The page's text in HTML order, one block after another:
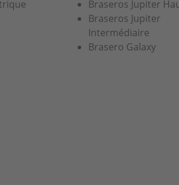
Braseros Jupiter
Braseros Jupiter
Intermédiaire
Brasero Galaxy